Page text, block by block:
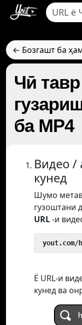
← Бозгашт ба
Чӣ
ба MP4
Видео /
кунед
Шумо
гузоштани
URL-и
yout.com/
Ё URL-и
кунед ва